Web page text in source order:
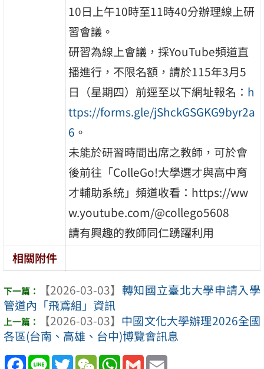
10日上午10時至11時40分辦理線上研
習會議。
研習為線上會議，採YouTube頻道直
播進行，不限名額，請於115年3月5
日（星期四）前逕至以下網址報名： h
ttps://forms.gle/jShckGSGKG9byr2a
6 。
未能於研習時間出席之教師，可於會
後前往「ColleGo!大學選才與高中育
才輔助系統」頻道收看：https://ww
w.youtube.com/@collego5608
請有興趣的教師同仁踴躍利用
相關附件
【2026-03-03】 轉知國立臺北大學申請入學
管道內「飛鳶組」資訊
【2026-03-03】 中國文化大學辦理2026全國
各區(台南、高雄、台中)博覽會訊息
Facebook
Line TwitterWeChatWhatsApp
Gmail